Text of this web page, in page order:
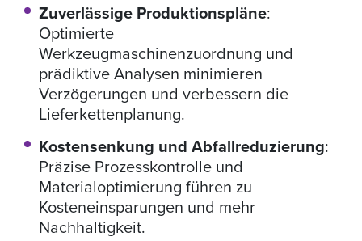
Zuverlässige Produktionspläne:
Optimierte
Werkzeugmaschinenzuordnung und
prädiktive Analysen minimieren
Verzögerungen und verbessern die
Lieferkettenplanung.
Kostensenkung und Abfallreduzierung:
Präzise Prozesskontrolle und
Materialoptimierung führen zu
Kosteneinsparungen und mehr
Nachhaltigkeit.